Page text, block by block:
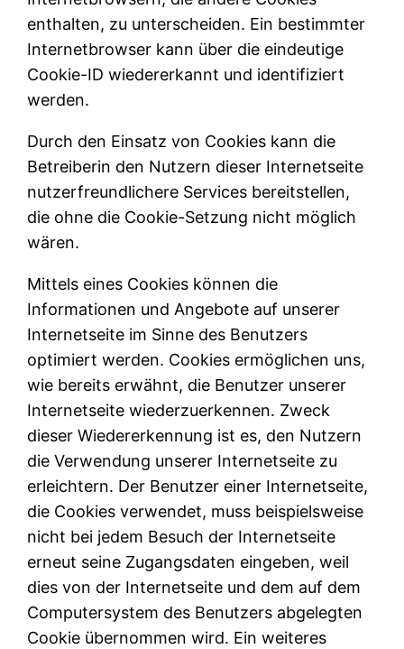
enthalten, zu unterscheiden. Ein bestimmter
Internetbrowser kann über die eindeutige
Cookie-ID wiedererkannt und identifiziert
werden.
Durch den Einsatz von Cookies kann die
Betreiberin den Nutzern dieser Internetseite
nutzerfreundlichere Services bereitstellen,
die ohne die Cookie-Setzung nicht möglich
wären.
Mittels eines Cookies können die
Informationen und Angebote auf unserer
Internetseite im Sinne des Benutzers
optimiert werden. Cookies ermöglichen uns,
wie bereits erwähnt, die Benutzer unserer
Internetseite wiederzuerkennen. Zweck
dieser Wiedererkennung ist es, den Nutzern
die Verwendung unserer Internetseite zu
erleichtern. Der Benutzer einer Internetseite,
die Cookies verwendet, muss beispielsweise
nicht bei jedem Besuch der Internetseite
erneut seine Zugangsdaten eingeben, weil
dies von der Internetseite und dem auf dem
Computersystem des Benutzers abgelegten
Cookie übernommen wird. Ein weiteres